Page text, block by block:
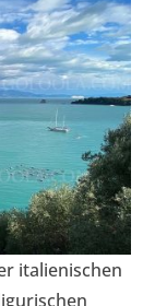
italienischen